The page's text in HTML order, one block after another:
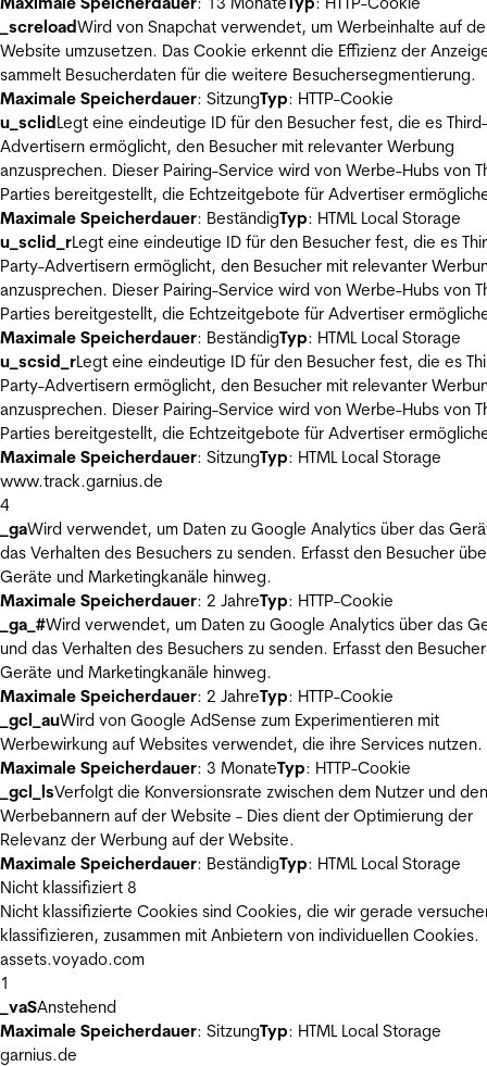
_screloadWird von Snapchat verwendet, um Werbeinhalte auf
Website umzusetzen. Das Cookie erkennt die Effizienz der
sammelt Besucherdaten für die weitere Besuchersegmentierung.
Maximale Speicherdauer: SitzungTyp: HTTP-Cookie
u_sclidLegt eine eindeutige ID für den Besucher fest, die es
Advertisern ermöglicht, den Besucher mit relevanter Werbung
anzusprechen. Dieser Pairing-Service wird von Werbe-Hubs von
Parties bereitgestellt, die Echtzeitgebote für Advertiser
Maximale Speicherdauer: BeständigTyp: HTML Local Storage
u_sclid_rLegt eine eindeutige ID für den Besucher fest, die es
Party-Advertisern ermöglicht, den Besucher mit relevanter
anzusprechen. Dieser Pairing-Service wird von Werbe-Hubs von
Parties bereitgestellt, die Echtzeitgebote für Advertiser
Maximale Speicherdauer: BeständigTyp: HTML Local Storage
u_scsid_rLegt eine eindeutige ID für den Besucher fest, die es
Party-Advertisern ermöglicht, den Besucher mit relevanter
anzusprechen. Dieser Pairing-Service wird von Werbe-Hubs von
Parties bereitgestellt, die Echtzeitgebote für Advertiser
Maximale Speicherdauer: SitzungTyp: HTML Local Storage
www.track.garnius.de
4
_gaWird verwendet, um Daten zu Google Analytics über das
das Verhalten des Besuchers zu senden. Erfasst den Besucher
Geräte und Marketingkanäle hinweg.
Maximale Speicherdauer: 2 JahreTyp: HTTP-Cookie
_ga_#Wird verwendet, um Daten zu Google Analytics über das
und das Verhalten des Besuchers zu senden. Erfasst den
Geräte und Marketingkanäle hinweg.
Maximale Speicherdauer: 2 JahreTyp: HTTP-Cookie
_gcl_auWird von Google AdSense zum Experimentieren mit
Werbewirkung auf Websites verwendet, die ihre Services nutzen.
Maximale Speicherdauer: 3 MonateTyp: HTTP-Cookie
_gcl_lsVerfolgt die Konversionsrate zwischen dem Nutzer und den
Werbebannern auf der Website - Dies dient der Optimierung der
Relevanz der Werbung auf der Website.
Maximale Speicherdauer: BeständigTyp: HTML Local Storage
Nicht klassifiziert 8
Nicht klassifizierte Cookies sind Cookies, die wir gerade
klassifizieren, zusammen mit Anbietern von individuellen Cookies.
assets.voyado.com
1
_vaSAnstehend
Maximale Speicherdauer: SitzungTyp: HTML Local Storage
garnius.de